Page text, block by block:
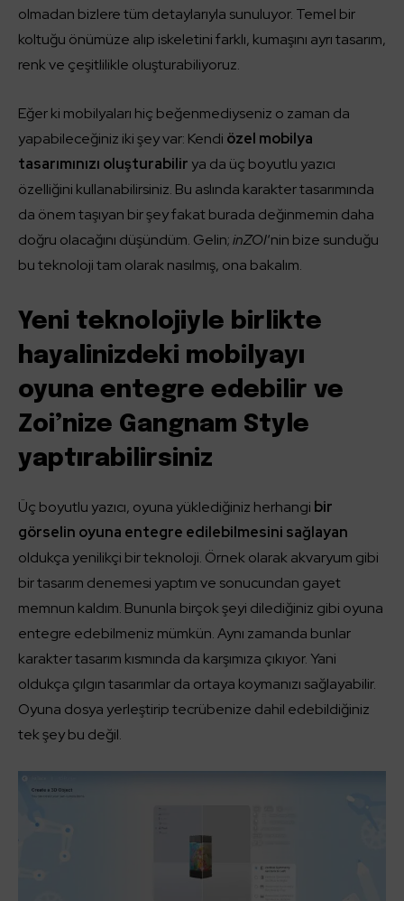
olmadan bizlere tüm detaylarıyla sunuluyor. Temel bir
koltuğu önümüze alıp iskeletini farklı, kumaşını ayrı tasarım,
renk ve çeşitlilikle oluşturabiliyoruz.
Eğer ki mobilyaları hiç beğenmediyseniz o zaman da
yapabileceğiniz iki şey var: Kendi özel mobilya
tasarımınızı oluşturabilir ya da üç boyutlu yazıcı
özelliğini kullanabilirsiniz. Bu aslında karakter tasarımında
da önem taşıyan bir şey fakat burada değinmemin daha
doğru olacağını düşündüm. Gelin;inZOI‘nin bize sunduğu
bu teknoloji tam olarak nasılmış, ona bakalım.
Yeni teknolojiyle birlikte
hayalinizdeki mobilyayı
oyuna entegre edebilir ve
Zoi’nize Gangnam Style
yaptırabilirsiniz
Üç boyutlu yazıcı, oyuna yüklediğiniz herhangi bir
görselin oyuna entegre edilebilmesini sağlayan
oldukça yenilikçi bir teknoloji. Örnek olarak akvaryum gibi
bir tasarım denemesi yaptım ve sonucundan gayet
memnun kaldım. Bununla birçok şeyi dilediğiniz gibi oyuna
entegre edebilmeniz mümkün. Aynı zamanda bunlar
karakter tasarım kısmında da karşımıza çıkıyor. Yani
oldukça çılgın tasarımlar da ortaya koymanızı sağlayabilir.
Oyuna dosya yerleştirip tecrübenize dahil edebildiğiniz
tek şey bu değil.